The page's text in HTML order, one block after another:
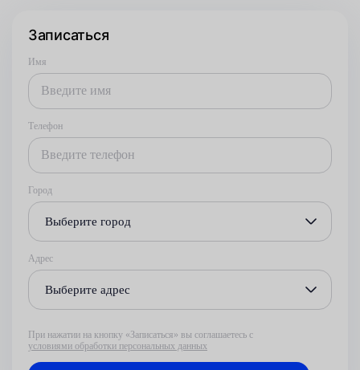
Записаться
Имя
Телефон
Город
Выберите город
Адрес
Выберите адрес
При нажатии на кнопку «Записаться» вы соглашаетесь с
условиями обработки персональных данных